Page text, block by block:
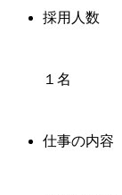
採用人数
１名
仕事の内容